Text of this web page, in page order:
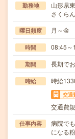
勤務地
山形県
さくら
曜日頻度 月～金
時間 08:45～
期間 長期で
時給 時給
交通
交通費
仕事内容
病院で
になる